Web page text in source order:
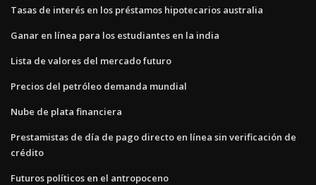
Tasas de interés en los préstamos hipotecarios australia
Ganar en línea para los estudiantes en la india
Lista de valores del mercado futuro
Precios del petróleo demanda mundial
Nube de plata financiera
Prestamistas de día de pago directo en línea sin verificación de
crédito
Futuros políticos en el antropoceno